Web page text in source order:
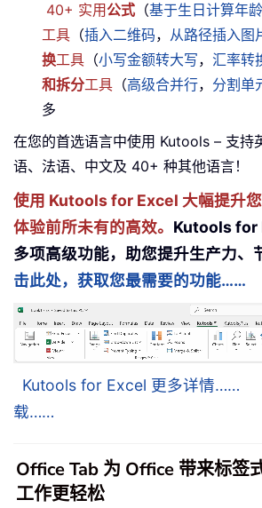
40+ 实用公式 （基于生日计算年龄
工具 （插入二维码， 从路径插入图
换工具 （小写金额转大写， 汇率转
和拆分工具 （高级合并行， 分割单
多
在您的首选语言中使用 Kutools – 支持
语、法语、中文及 40+ 种其他语言！
使用 Kutools for Excel 大幅提升您
体验前所未有的高效。 Kutools for
多项高级功能，助您提升生产力、
击此处，获取您最需要的功能……
Kutools for Excel 更多详情……
载……
Office Tab 为 Office 带来标签
工作更轻松